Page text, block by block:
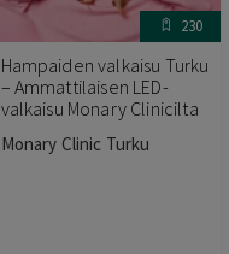
230
Hampaiden valkaisu Turku
– Ammattilaisen LED-
valkaisu Monary Clinicilta
Monary Clinic Turku